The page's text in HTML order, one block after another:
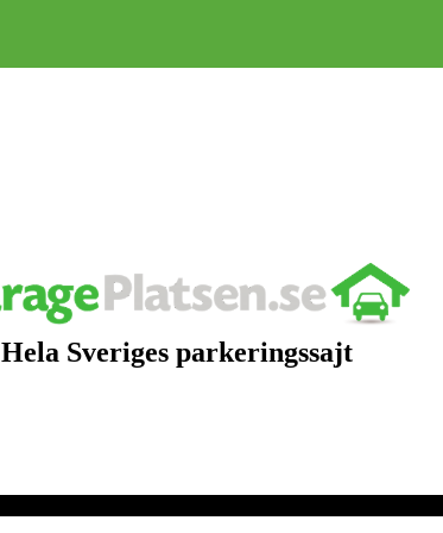
Hela Sveriges parkeringssajt